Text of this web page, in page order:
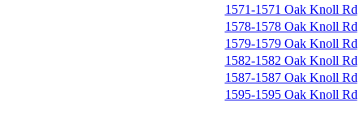
1571-1571 Oak Knoll Rd
1578-1578 Oak Knoll Rd
1579-1579 Oak Knoll Rd
1582-1582 Oak Knoll Rd
1587-1587 Oak Knoll Rd
1595-1595 Oak Knoll Rd